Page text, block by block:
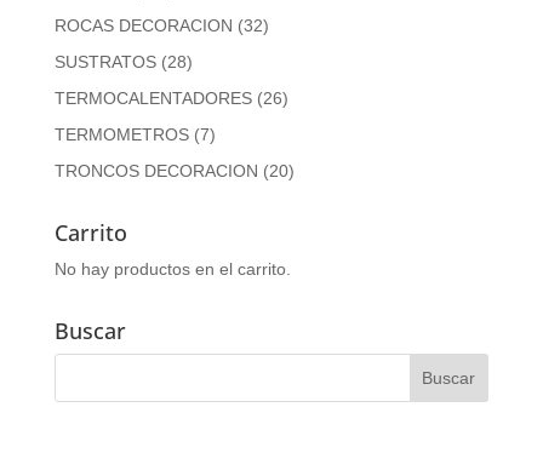
ROCAS DECORACION (32)
SUSTRATOS (28)
TERMOCALENTADORES (26)
TERMOMETROS (7)
TRONCOS DECORACION (20)
Carrito
No hay productos en el carrito.
Buscar